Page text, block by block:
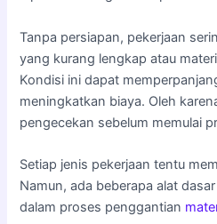
Tanpa persiapan, pekerjaan
yang kurang lengkap atau
Kondisi ini dapat
meningkatkan biaya. Oleh
pengecekan sebelum memulai
Setiap jenis pekerjaan tentu
Namun, ada beberapa alat
dalam proses penggantian